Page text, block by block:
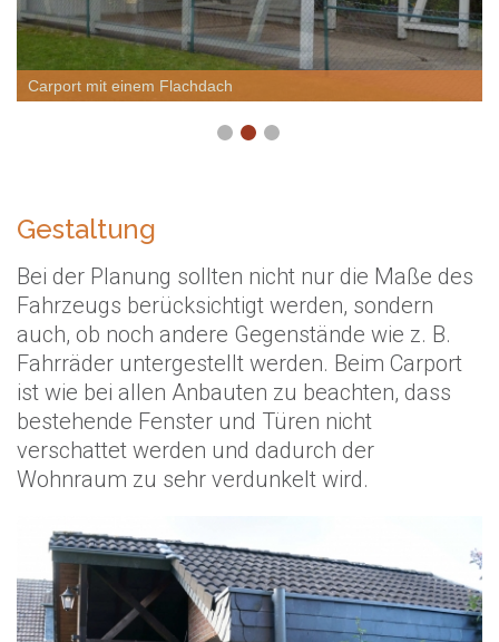
Carport mit einem Flachdach
Gestaltung
Bei der Planung sollten nicht nur die Maße des
Fahrzeugs berücksichtigt werden, sondern
auch, ob noch andere Gegenstände wie z. B.
Fahrräder untergestellt werden. Beim Carport
ist wie bei allen Anbauten zu beachten, dass
bestehende Fenster und Türen nicht
verschattet werden und dadurch der
Wohnraum zu sehr verdunkelt wird.